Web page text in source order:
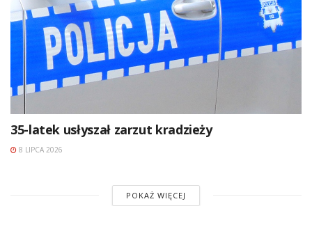
35-latek usłyszał zarzut kradzieży
8 LIPCA 2026
POKAŻ WIĘCEJ